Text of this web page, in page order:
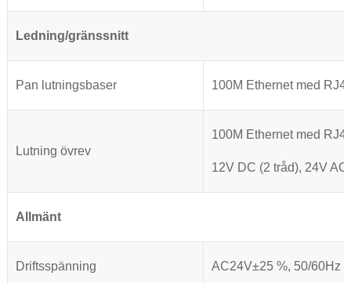
Ledning/gränssnitt
Pan lutningsbaser 100M Ethernet med
Lutning övrev
100M Ethernet med
12V DC (2 tråd), 24V
Allmänt
Driftsspänning AC24V±25 %, 50/60Hz